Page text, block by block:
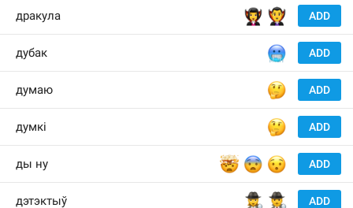
ADD
🧛‍♀️
🧛‍♂️
дракула
ADD
🥶
дубак
ADD
🤔
думаю
ADD
🤔
думкі
ADD
🤯
😨
😯
ды ну
ADD
🕵️‍♀️
🕵️‍♂️
дэтэктыў